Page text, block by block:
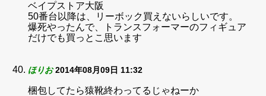
ベイプストア大阪
50番台以降は、リーボック買えないらしいです。
爆死やったんで、トランスフォーマーのフィギュア
だけでも買っとこ思います
ほりお 2014年08月09日 11:32
梱包してたら猿靴終わってるじゃねーか